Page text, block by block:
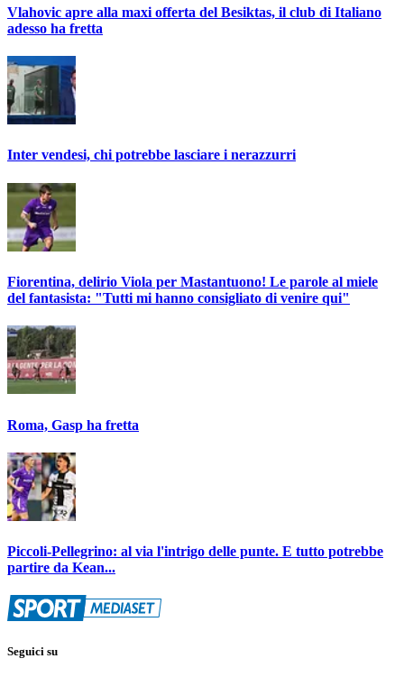
Vlahovic apre alla maxi offerta del Besiktas, il club di Italiano
adesso ha fretta
Inter vendesi, chi potrebbe lasciare i nerazzurri
Fiorentina, delirio Viola per Mastantuono! Le parole al miele
del fantasista: "Tutti mi hanno consigliato di venire qui"
Roma, Gasp ha fretta
Piccoli-Pellegrino: al via l'intrigo delle punte. E tutto potrebbe
partire da Kean...
Seguici su